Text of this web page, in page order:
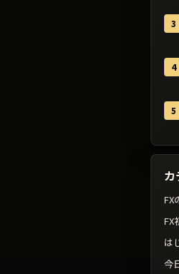
カ
FX
FX
は
今